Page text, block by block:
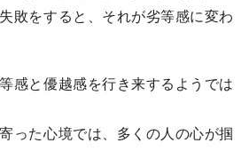
敗をすると、それが劣等感に変わ
感と優越感を行き来するようでは
った心境では、多くの人の心が掴